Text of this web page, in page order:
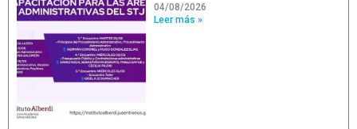
04/08/2026
Leer más »